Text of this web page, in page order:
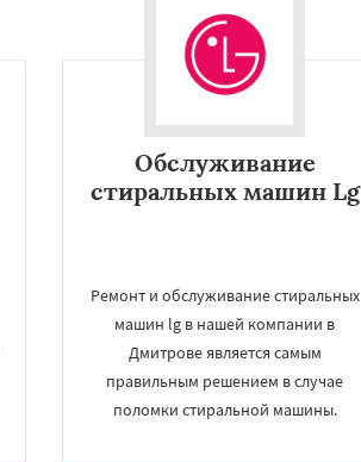
Обслуживание
стиральных машин Lg
Ремонт и обслуживание стиральных
машин lg в нашей компании в
Дмитрове является самым
правильным решением в случае
поломки стиральной машины.